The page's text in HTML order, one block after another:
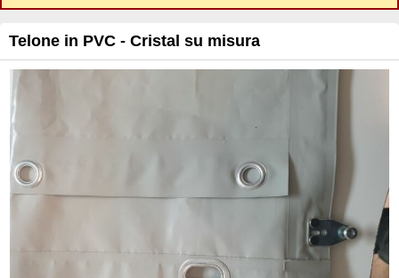
Telone in PVC - Cristal su misura